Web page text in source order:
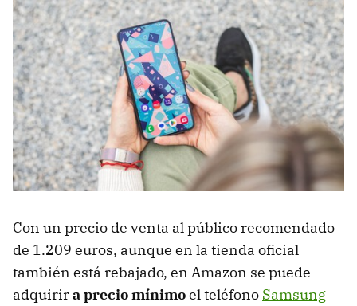
Con un precio de venta al público recomendado
de 1.209 euros, aunque en la tienda oficial
también está rebajado, en Amazon se puede
adquirira precio mínimoel teléfono Samsung